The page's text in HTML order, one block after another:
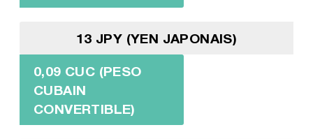
13 JPY (YEN JAPONAIS)
0,09 CUC (PESO
CUBAIN
CONVERTIBLE)